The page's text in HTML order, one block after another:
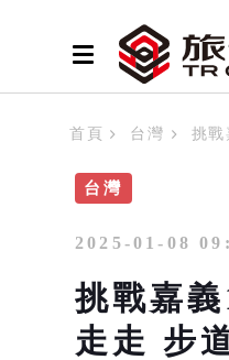
首頁 台灣 挑戰
台灣
2025-01-08
挑戰嘉
走走 步